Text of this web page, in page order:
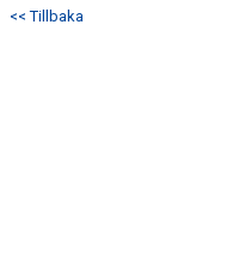
SPONSORER
<< Tillbaka